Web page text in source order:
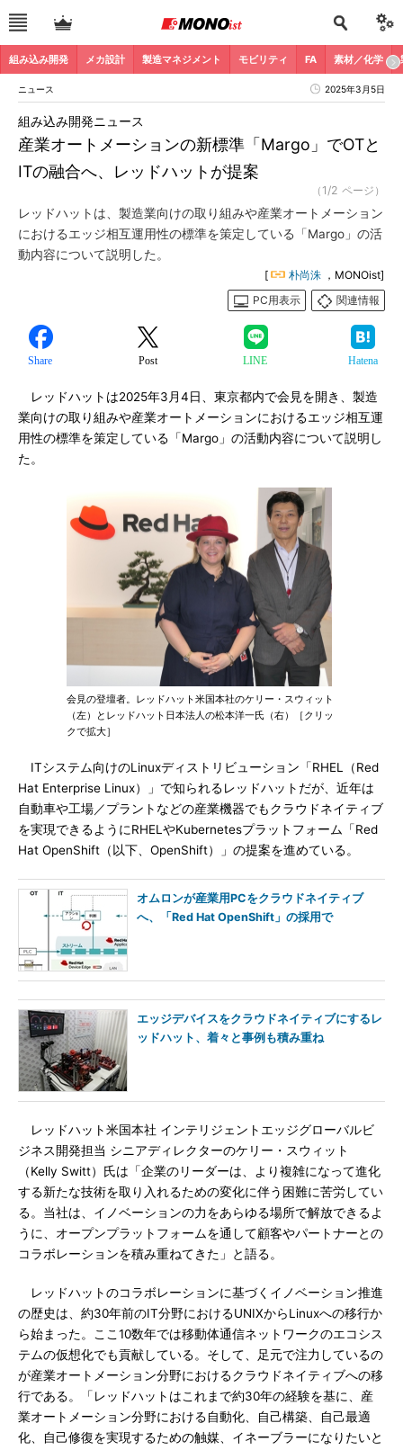
組み込み開発 メカ設計 製造マネジメント モビリティ FA 素材／化学
ニュース 2025年3月5日
産業オートメーションの新標準「Margo」でOTと
ITの融合へ、レッドハットが提案
組み込み開発ニュース
（1/2 ページ）
レッドハットは、製造業向けの取り組みや産業オートメーション
におけるエッジ相互運用性の標準を策定している「Margo」の活
動内容について説明した。
[ 朴尚洙 ，MONOist]
PC用表示
関連情報
Share Post LINE Hatena
レッドハットは2025年3月4日、東京都内で会見を開き、製造
業向けの取り組みや産業オートメーションにおけるエッジ相互運
用性の標準を策定している「Margo」の活動内容について説明し
た。
会見の登壇者。レッドハット米国本社のケリー・スウィット
（左）とレッドハット日本法人の松本洋一氏（右）［クリッ
クで拡大］
ITシステム向けのLinuxディストリビューション「RHEL（Red
Hat Enterprise Linux）」で知られるレッドハットだが、近年は
自動車や工場／プラントなどの産業機器でもクラウドネイティブ
を実現できるようにRHELやKubernetesプラットフォーム「Red
Hat OpenShift（以下、OpenShift）」の提案を進めている。
オムロンが産業用PCをクラウドネイティブ
へ、「Red Hat OpenShift」の採用で
エッジデバイスをクラウドネイティブにするレ
ッドハット、着々と事例も積み重ね
レッドハット米国本社 インテリジェントエッジグローバルビ
ジネス開発担当 シニアディレクターのケリー・スウィット
（Kelly Switt）氏は「企業のリーダーは、より複雑になって進化
する新たな技術を取り入れるための変化に伴う困難に苦労してい
る。当社は、イノベーションの力をあらゆる場所で解放できるよ
うに、オープンプラットフォームを通して顧客やパートナーとの
コラボレーションを積み重ねてきた」と語る。
レッドハットのコラボレーションに基づくイノベーション推進
の歴史は、約30年前のIT分野におけるUNIXからLinuxへの移行か
ら始まった。ここ10数年では移動体通信ネットワークのエコシス
テムの仮想化でも貢献している。そして、足元で注力しているの
が産業オートメーション分野におけるクラウドネイティブへの移
行である。「レッドハットはこれまで約30年の経験を基に、産
業オートメーション分野における自動化、自己構築、自己最適
化、自己修復を実現するための触媒、イネーブラーになりたいと